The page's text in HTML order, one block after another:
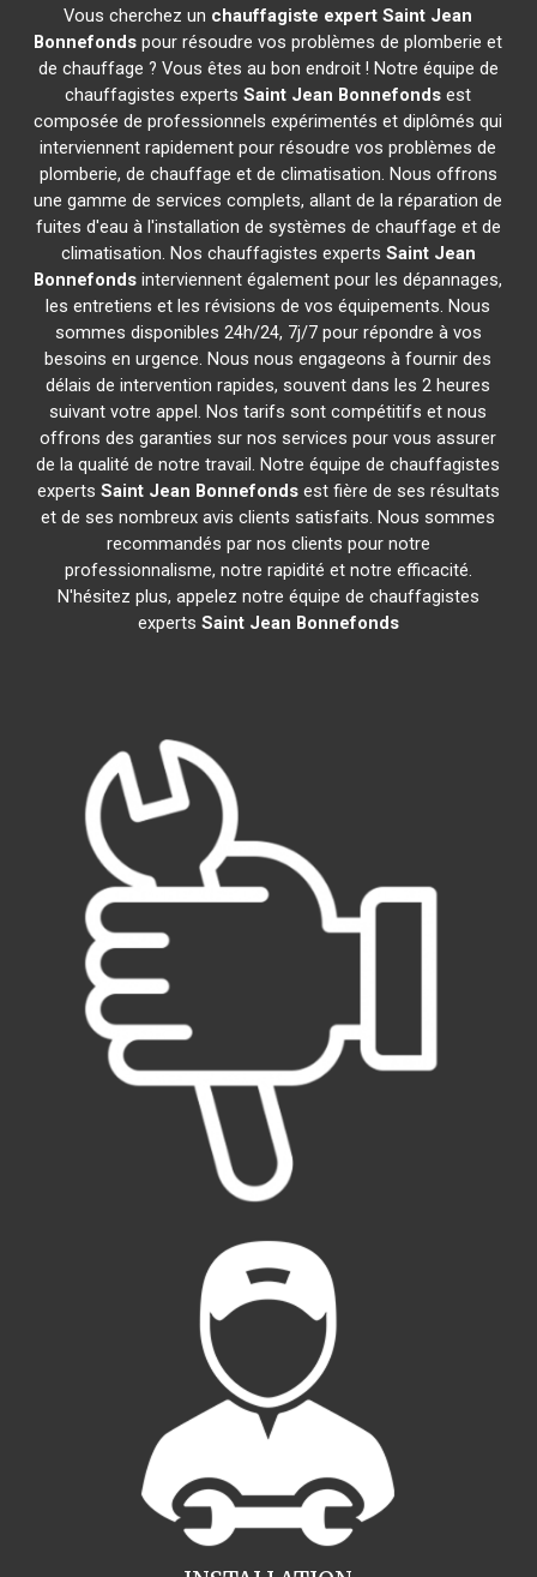
Vous cherchez un chauffagiste expert Saint Jean
Bonnefonds pour résoudre vos problèmes de plomberie et
de chauffage ? Vous êtes au bon endroit ! Notre équipe de
chauffagistes expertsSaint Jean Bonnefonds est
composée de professionnels expérimentés et diplômés qui
interviennent rapidement pour résoudre vos problèmes de
plomberie, de chauffage et de climatisation. Nous offrons
une gamme de services complets, allant de la réparation de
fuites d'eau à l'installation de systèmes de chauffage et de
climatisation. Nos chauffagistes experts Saint Jean
Bonnefonds interviennent également pour les dépannages,
les entretiens et les révisions de vos équipements. Nous
sommes disponibles 24h/24, 7j/7 pour répondre à vos
besoins en urgence. Nous nous engageons à fournir des
délais de intervention rapides, souvent dans les 2 heures
suivant votre appel. Nos tarifs sont compétitifs et nous
offrons des garanties sur nos services pour vous assurer
de la qualité de notre travail. Notre équipe de chauffagistes
experts Saint Jean Bonnefondsest fière de ses résultats
et de ses nombreux avis clients satisfaits. Nous sommes
recommandés par nos clients pour notre
professionnalisme, notre rapidité et notre efficacité.
N'hésitez plus, appelez notre équipe de chauffagistes
experts Saint Jean Bonnefonds